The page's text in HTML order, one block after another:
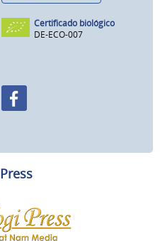
Certificado biológico
DE-ECO-007